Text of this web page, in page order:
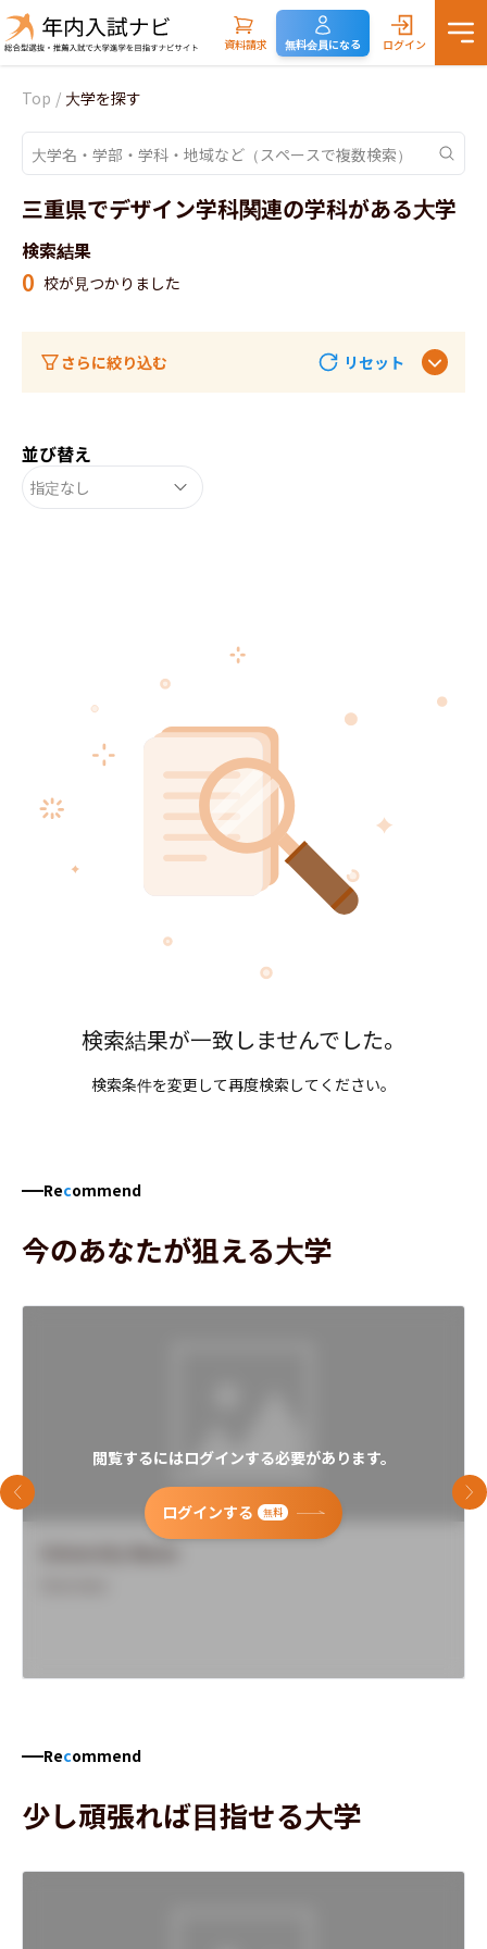
資料請求 無料会員になる ログイン
Top / 大学を探す
三重県でデザイン学科関連の学科がある大学
検索結果
0 校が見つかりました
さらに絞り込む リセット
並び替え
指定なし
検索結果が一致しませんでした。
検索条件を変更して再度検索してください。
Recommend
今のあなたが狙える大学
閲覧するにはログインする必要があります。
ログインする 無料
前のスライド 次
Recommend
少し頑張れば目指せる大学